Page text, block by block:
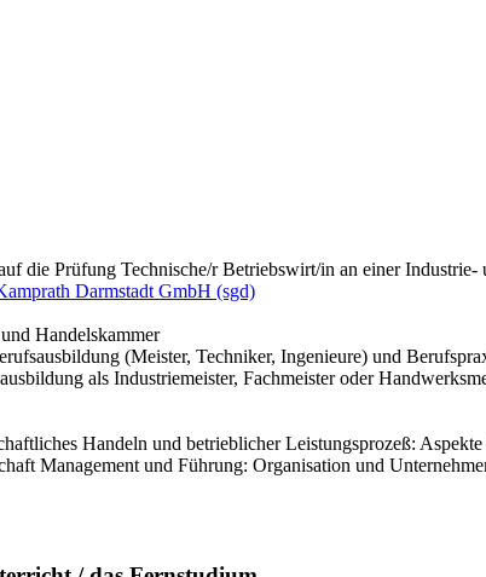
die Prüfung Technische/r Betriebswirt/in an einer Industrie-
Darmstadt GmbH (sgd)
Handelskammer
(Meister, Techniker, Ingenieure) und
als Industriemeister, Fachmeister oder
Handeln und betrieblicher Leistungsprozeß:
Management und Führung: Organisation und